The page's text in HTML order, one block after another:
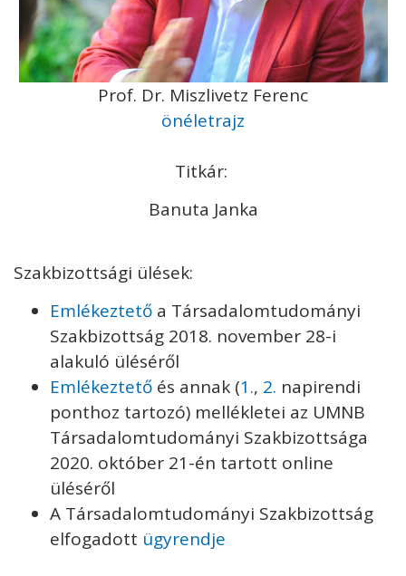
Prof. Dr. Miszlivetz Ferenc
önéletrajz
Titkár:
Banuta Janka
Szakbizottsági ülések:
Emlékeztető a Társadalomtudományi
Szakbizottság 2018. november 28-i
alakuló üléséről
Emlékeztető és annak (1., 2. napirendi
ponthoz tartozó) mellékletei az UMNB
Társadalomtudományi Szakbizottsága
2020. október 21-én tartott online
üléséről
A Társadalomtudományi Szakbizottság
elfogadott ügyrendje